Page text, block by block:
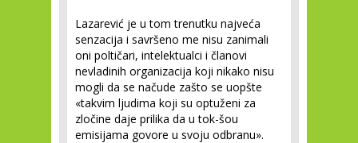
Lazarević je u tom trenutku najveća
senzacija i savršeno me nisu zanimali
oni poltičari, intelektualci i članovi
nevladinih organizacija koji nikako nisu
mogli da se načude zašto se uopšte
«takvim ljudima koji su optuženi za
zločine daje prilika da u tok-šou
emisijama govore u svoju odbranu».